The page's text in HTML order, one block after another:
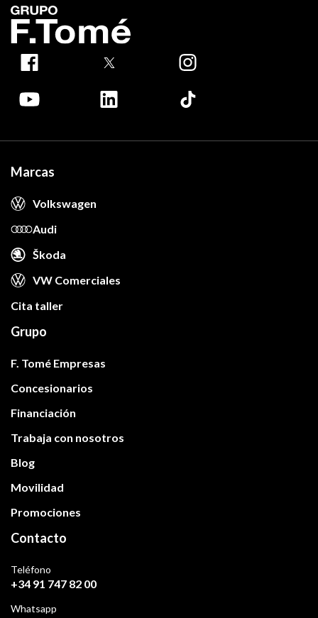
Marcas
Volkswagen
Audi
Škoda
VW Comerciales
Cita taller
Grupo
F. Tomé Empresas
Concesionarios
Financiación
Trabaja con nosotros
Blog
Movilidad
Promociones
Contacto
Teléfono
+34 91 747 82 00
Whatsapp